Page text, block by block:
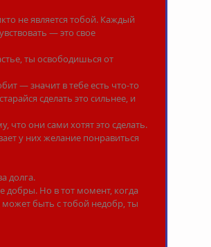
не является тобой. Каждый
— это свое
ты освободишься от
— значит в тебе есть что-то
сделать это сильнее, и
что они сами хотят это сделать.
у них желание понравиться
долга.
добры. Но в тот момент, когда
может быть с тобой недобр, ты